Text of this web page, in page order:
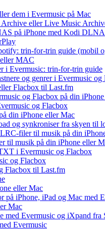
dem i Evermusic på Mac
Archive eller Live Music
på iPhone med Kodi
trin-for-trin guide (mobil
eller MAC
i Evermusic: trin-for-trin guide
og genrer i Evermusic
Flacbox til Last.fm
og Flacbox på din
og Flacbox
din iPhone eller Mac
og synkroniser fra skyen til
LRC-filer til musik på din
til musik på din iPhone eller
i Evermusic og Flacbox
og Flacbox
Flacbox til Last.fm
eller Mac
på iPhone, iPad og Mac med
Mac
med Evermusic og iXpand fra
Evermusic